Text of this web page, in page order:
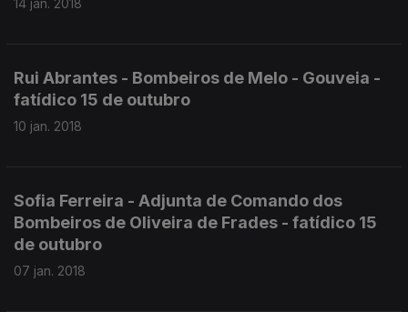
14 jan. 2018
Rui Abrantes - Bombeiros de Melo - Gouveia -
fatídico 15 de outubro
10 jan. 2018
Sofia Ferreira - Adjunta de Comando dos
Bombeiros de Oliveira de Frades - fatídico 15
de outubro
07 jan. 2018